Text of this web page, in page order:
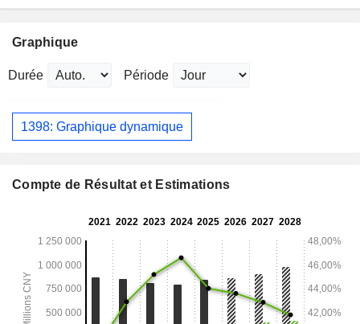
Graphique
Durée Période
1398: Graphique dynamique
Compte de Résultat et Estimations